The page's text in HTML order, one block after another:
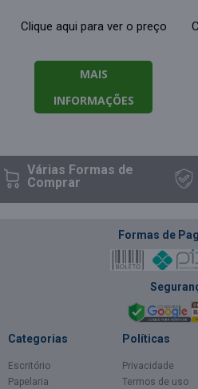
Clique aqui para ver o preço
MAIS
INFORMAÇÕES
Várias Formasde
Comprar
Formas de
Categorias
Escritório
Papelaria
Políticas
Privacidade
Termos de uso